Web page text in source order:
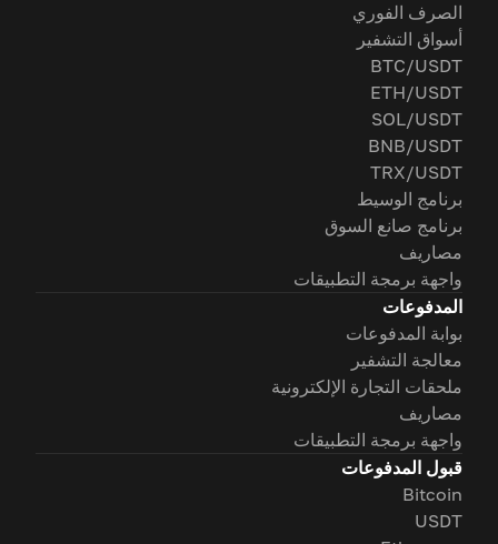
الصرف الفوري
أسواق التشفير
BTC/USDT
ETH/USDT
SOL/USDT
BNB/USDT
TRX/USDT
برنامج الوسيط
برنامج صانع السوق
مصاريف
واجهة برمجة التطبيقات
المدفوعات
بوابة المدفوعات
معالجة التشفير
ملحقات التجارة الإلكترونية
مصاريف
واجهة برمجة التطبيقات
قبول المدفوعات
Bitcoin
USDT